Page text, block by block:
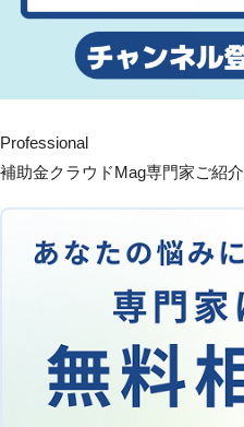
Professional
補助金クラウドMag専門家ご紹介